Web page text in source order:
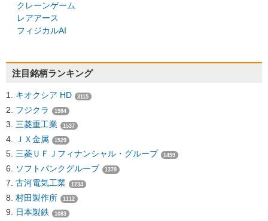
クレーンゲーム
レアアース
フィジカルAI
注目銘柄ランキング
キオクシア HD 3115
フジクラ 1984
三菱重工業 1537
ＪＸ金属 1529
三菱ＵＦＪフィナンシャル・グループ 1459
ソフトバンクグループ 1379
古河電気工業 1234
村田製作所 1112
日本製鉄 1083